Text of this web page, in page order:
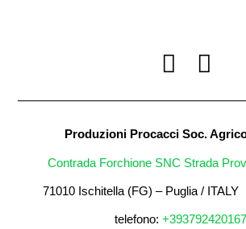
Produzioni Procacci Soc.
Contrada Forchione SNC Strada
71010 Ischitella (FG) – Puglia / ITALY
telefono: +393792420167